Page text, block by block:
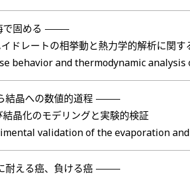
で固める
ドレートの相挙動と熱力学的解析に関す
behavior and thermodynamic analysis
結晶への数値的道程
晶化のモデリングと実験的検証
validation of the evaporation
耐える癌、負ける癌